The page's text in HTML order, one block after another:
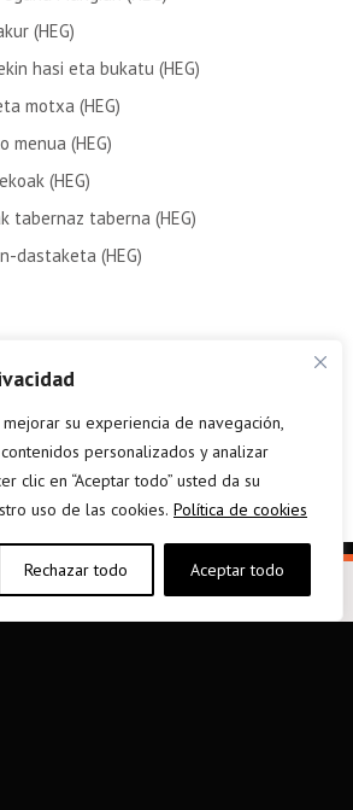
su experiencia de navegación,
personalizados y analizar
clic en “Aceptar todo” usted da su
uso de las cookies. Política de cookies
Rechazar todo Aceptar todo
(HEG)
hasi eta bukatu (HEG)
motxa (HEG)
menua (HEG)
(HEG)
tabernaz taberna (HEG)
dastaketa (HEG)